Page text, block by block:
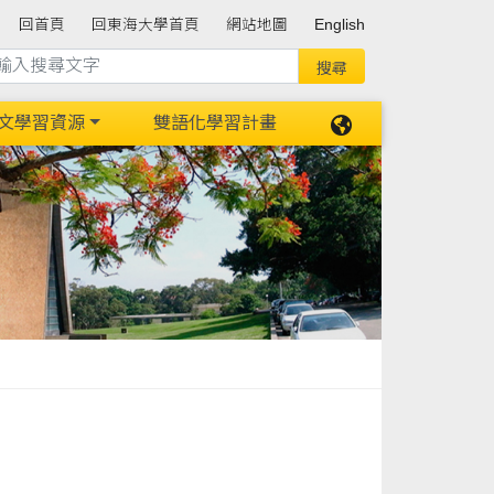
回首頁 回東海大學首頁 網站地圖 English
學習資源 雙語化學習計畫